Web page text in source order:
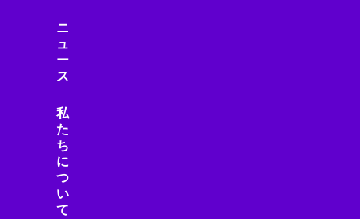
ニ
ュ
ー
ス
私
た
ち
に
つ
い
て